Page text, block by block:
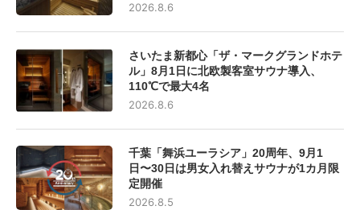
2026.8.6
さいたま新都心「ザ・マークグランドホテ
ル」8月1日に北欧製客室サウナ導入、
110℃で最大4名
2026.8.6
千葉「舞浜ユーラシア」20周年、9月1
日〜30日は男女入れ替えサウナが1カ月限
定開催
2026.8.5